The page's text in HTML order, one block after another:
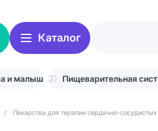
Каталог
и малыш Пищеварительная
/ Лекарства для терапии сердечно-сосудистых